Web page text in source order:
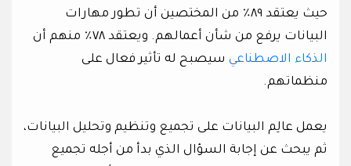
حيث يعتقد ٨٩٪ من المختصين أن تطور مهارات
البيانات يرفع من شأن أعمالهم. ويعتقد ٧٨٪ منهم أن
الذكاء الاصطناعي سيصبح له تأثير فعال على
منظماتهم.
يعمل عالِم البيانات على تجميع وتنظيم وتحليل البيانات،
ثم يبحث عن إجابة السؤال الذي بدأ من أجله تجميع